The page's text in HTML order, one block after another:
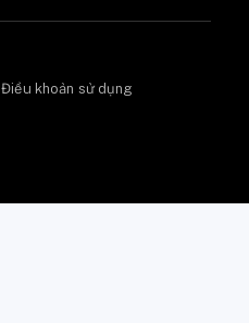
Điều khoản sử dụng